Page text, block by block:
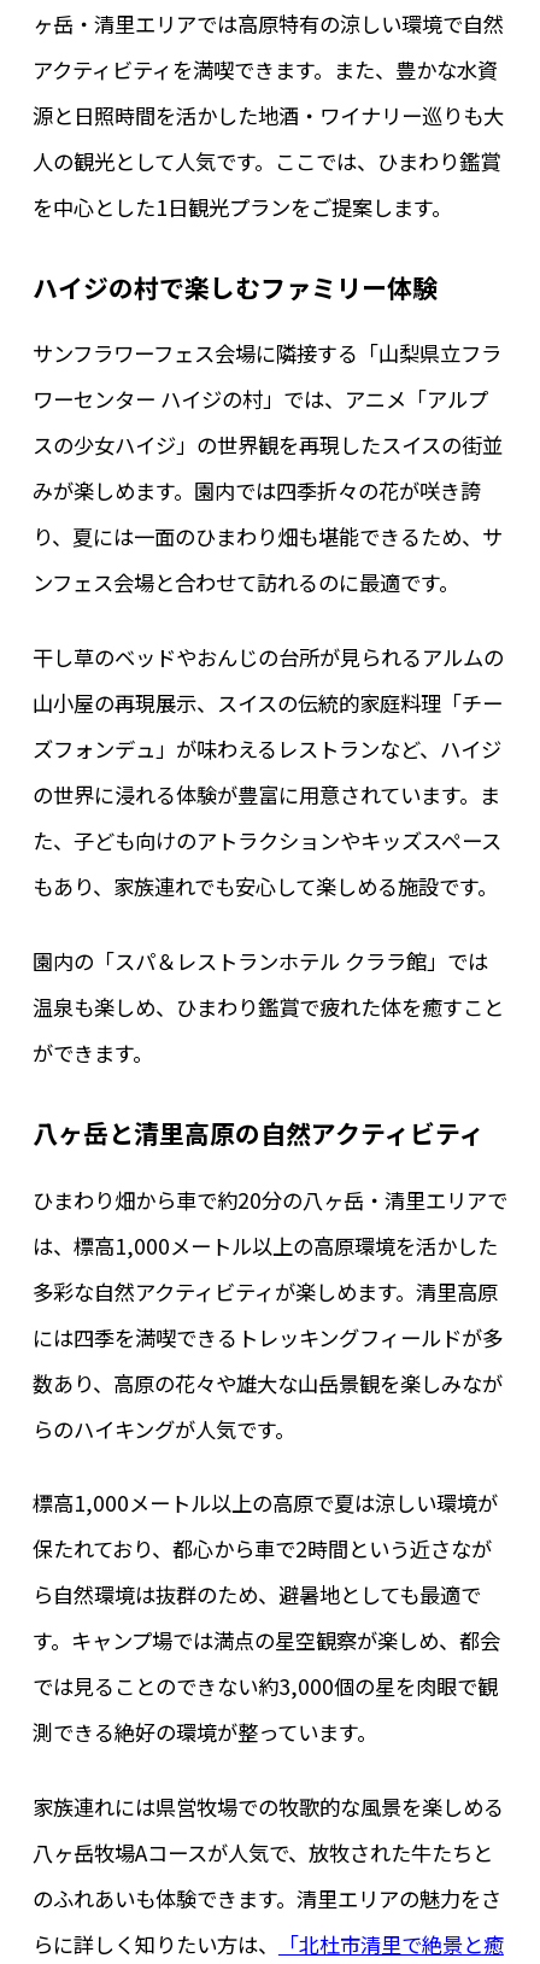
ヶ岳・清里エリアでは高原特有の涼しい環境で自然
アクティビティを満喫できます。また、豊かな水資
源と日照時間を活かした地酒・ワイナリー巡りも大
人の観光として人気です。ここでは、ひまわり鑑賞
を中心とした1日観光プランをご提案します。
ハイジの村で楽しむファミリー体験
サンフラワーフェス会場に隣接する「山梨県立フラ
ワーセンター ハイジの村」では、アニメ「アルプ
スの少女ハイジ」の世界観を再現したスイスの街並
みが楽しめます。園内では四季折々の花が咲き誇
り、夏には一面のひまわり畑も堪能できるため、サ
ンフェス会場と合わせて訪れるのに最適です。
干し草のベッドやおんじの台所が見られるアルムの
山小屋の再現展示、スイスの伝統的家庭料理「チー
ズフォンデュ」が味わえるレストランなど、ハイジ
の世界に浸れる体験が豊富に用意されています。ま
た、子ども向けのアトラクションやキッズスペース
もあり、家族連れでも安心して楽しめる施設です。
園内の「スパ＆レストランホテル クララ館」では
温泉も楽しめ、ひまわり鑑賞で疲れた体を癒すこと
ができます。
八ヶ岳と清里高原の自然アクティビティ
ひまわり畑から車で約20分の八ヶ岳・清里エリアで
は、標高1,000メートル以上の高原環境を活かした
多彩な自然アクティビティが楽しめます。清里高原
には四季を満喫できるトレッキングフィールドが多
数あり、高原の花々や雄大な山岳景観を楽しみなが
らのハイキングが人気です。
標高1,000メートル以上の高原で夏は涼しい環境が
保たれており、都心から車で2時間という近さなが
ら自然環境は抜群のため、避暑地としても最適で
す。キャンプ場では満点の星空観察が楽しめ、都会
では見ることのできない約3,000個の星を肉眼で観
測できる絶好の環境が整っています。
家族連れには県営牧場での牧歌的な風景を楽しめる
八ヶ岳牧場Aコースが人気で、放牧された牛たちと
のふれあいも体験できます。清里エリアの魅力をさ
らに詳しく知りたい方は、
「北杜市清里で絶景と癒